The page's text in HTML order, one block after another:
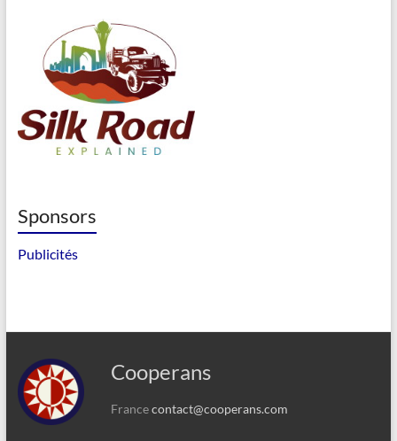
Sponsors
Publicités
Cooperans
Francecontact@cooperans.com